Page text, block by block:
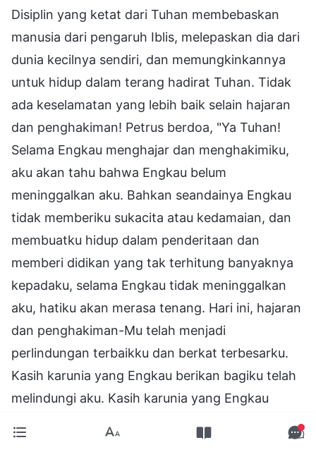
Disiplin yang ketat dari Tuhan membebaskan
manusia dari pengaruh Iblis, melepaskan dia dari
dunia kecilnya sendiri, dan memungkinkannya
untuk hidup dalam terang hadirat Tuhan. Tidak
ada keselamatan yang lebih baik selain hajaran
dan penghakiman! Petrus berdoa, "Ya Tuhan!
Selama Engkau menghajar dan menghakimiku,
aku akan tahu bahwa Engkau belum
meninggalkan aku. Bahkan seandainya Engkau
tidak memberiku sukacita atau kedamaian, dan
membuatku hidup dalam penderitaan dan
memberi didikan yang tak terhitung banyaknya
kepadaku, selama Engkau tidak meninggalkan
aku, hatiku akan merasa tenang. Hari ini, hajaran
dan penghakiman-Mu telah menjadi
perlindungan terbaikku dan berkat terbesarku.
Kasih karunia yang Engkau berikan bagiku telah
melindungi aku. Kasih karunia yang Engkau
dari watak-Mu yang benar, dan merupakan